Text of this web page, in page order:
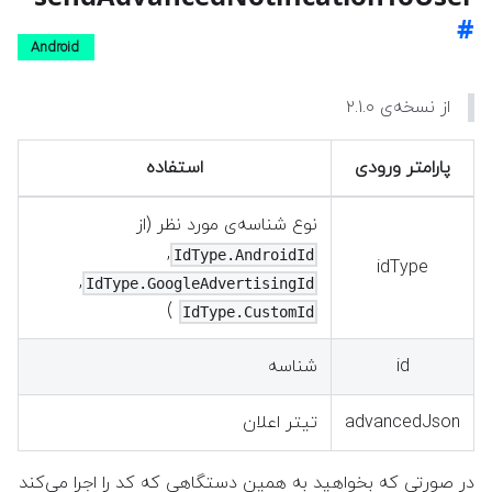
Android
از نسخه‌ی ۲.۱.۰
پارامتر ورودی استفاده
idType
نوع شناسه‌ی مورد نظر (از
IdType.AndroidId
,
IdType.GoogleAdvertisingId
,
IdType.CustomId
)
id شناسه
advancedJson تیتر اعلان
در صورتی که بخواهید به همین دستگاهی که کد را اجرا می‌کند